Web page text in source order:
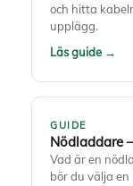
och hitta
upplägg.
Läs guide →
GUIDE
Nödladdare
Vad är en
bör du välja